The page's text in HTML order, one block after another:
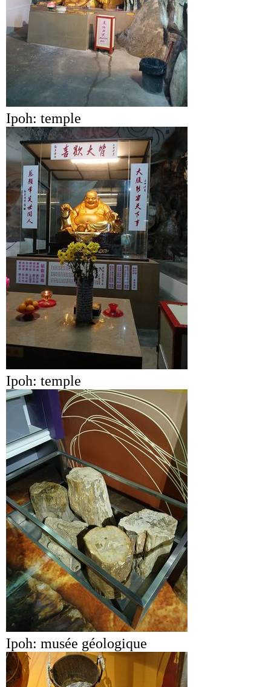
Ipoh: temple
Ipoh: temple
Ipoh: musée géologique